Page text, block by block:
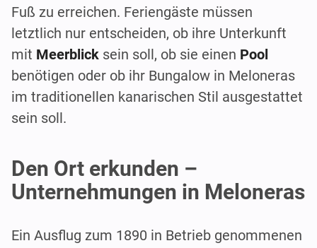
Fuß zu erreichen. Feriengäste müssen
letztlich nur entscheiden, ob ihre Unterkunft
mit Meerblick sein soll, ob sie einen Pool
benötigen oder ob ihr Bungalow in Meloneras
im traditionellen kanarischen Stil ausgestattet
sein soll.
Den Ort erkunden –
Unternehmungen in Meloneras
Ein Ausflug zum 1890 in Betrieb genommenen